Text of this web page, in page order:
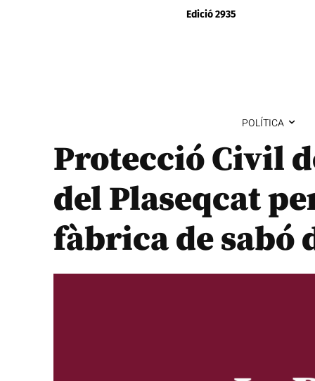
Edició 2935
POLÍTICA
Protecció Civil
del Plaseqcat
fàbrica de sabó